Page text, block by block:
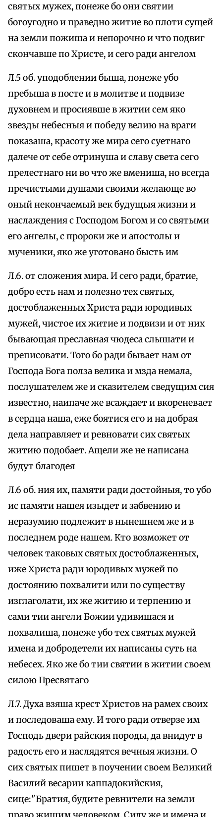
святых мужех, понеже бо они святии
богоугодно и праведно житие во плоти сущей
на земли пожиша и непорочно и что подвиг
скончавше по Христе, и сего ради ангелом
Л.5 об. уподоблении быша, понеже убо
пребыша в посте и в молитве и подвизе
духовнем и просиявше в житии сем яко
звезды небесныя и победу велию на враги
показаша, красоту же мира сего суетнаго
далече от себе отринуша и славу света сего
прелестнаго ни во что же вмениша, но всегда
пречистыми душами своими желающе во
оный некончаемый век будущыя жизни и
наслаждения с Господом Богом и со святыми
его ангелы, с пророки же и апостолы и
мученики, яко же уготовано бысть им
Л.6. от сложения мира. И сего ради, братие,
добро есть нам и полезно тех святых,
достоблаженных Христа ради юродивых
мужей, чистое их житие и подвизи и от них
бывающая преславная чюдеса слышати и
преписовати. Того бо ради бывает нам от
Господа Бога полза велика и мзда немала,
послушателем же и сказителем сведущим сия
известно, наипаче же всаждает и вкореневает
в сердца наша, еже боятися его и на добрая
дела направляет и ревновати сих святых
житию подобает. Ащели же не написана
будут благодея
Л.6 об. ния их, памяти ради достойныя, то убо
ис памяти нашея изыдет и забвению и
неразумию подлежит в нынешнем же и в
последнем роде нашем. Кто возможет от
человек таковых святых достоблаженных,
иже Христа ради юродивых мужей по
достоянию похвалити или по существу
изглаголати, их же житию и терпению и
сами тии ангели Божии удивишася и
похвалиша, понеже убо тех святых мужей
имена и добродетели их написаны суть на
небесех. Яко же бо тии святии в житии своем
силою Пресвятаго
Л.7. Духа взяша крест Христов на рамех своих
и последоваша ему. И того ради отверзе им
Господь двери райския породы, да внидут в
радость его и наслядятся вечныя жизни. О
сих святых пишет в поучении своем Великий
Василий весарии каппадокийския,
сице:"Братия, будите ревнители на земли